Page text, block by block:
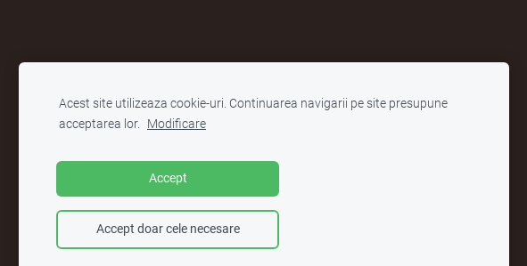
Inspectoratul Școlar Județean Satu Mare
Ministerul Educației
Catalog electronic
Acest site utilizeaza cookie-uri. Continuarea navigarii pe site presupune
acceptarea lor. Modificare
Accept
Accept doar cele necesare